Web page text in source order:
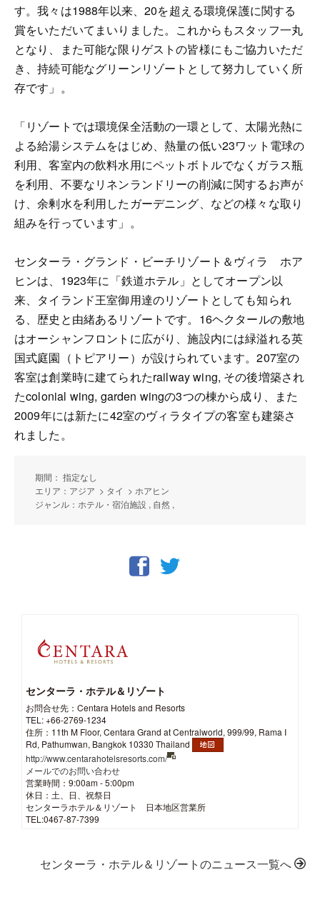
す。我々は1988年以来、20を超える環境保護に関する
賞をいただいてまいりました。これからもスタッフ一丸
となり、また可能な限りゲストの皆様にもご協力いただ
き、持続可能なグリーンリゾートとして努力していく所
存です」。
「リゾートでは環境保全活動の一環として、太陽光熱に
よる給湯システムをはじめ、熱量の低い23ワット電球の
利用、客室内の飲料水用にペットボトルでなくガラス瓶
を利用、不要なリネンランドリーの削減に関するお声が
け、余剰水を利用したガーデニング、などの様々な取り
組みを行っています」。
センターラ・グランド・ビーチリゾート＆ヴィラ ホア
ヒンは、1923年に「鉄道ホテル」としてオープン以
来、タイランド王室御用達のリゾートとしても知られ
る、歴史と由緒あるリゾートです。16ヘクタールの敷地
はオーシャンフロントに広がり、施設内には緑溢れる英
国式庭園（トピアリー）が設けられています。207室の
客室は創業時に建てられたrailway wing, その後増築され
たcolonial wing, garden wingの3つの棟から成り、また
2009年には新たに42室のヴィラタイプの客室も建築さ
れました。
期間： 指定なし
エリア：アジア > タイ > ホアヒン
ジャンル：ホテル・宿泊施設 , 自然 ,
センターラ・ホテル＆リゾート
お問合せ先：Centara Hotels and Resorts
TEL: +66-2769-1234
住所：11th M Floor, Centara Grand at Centralworld, 999/99, Rama I
Rd, Pathumwan, Bangkok 10330 Thailand
http://www.centarahotelsresorts.com/
メールでのお問い合わせ
営業時間：9:00am - 5:00pm
休日：土、日、祝祭日
センターラホテル＆リゾート 日本地区営業所
TEL:0467-87-7399
センターラ・ホテル＆リゾートのニュース一覧へ